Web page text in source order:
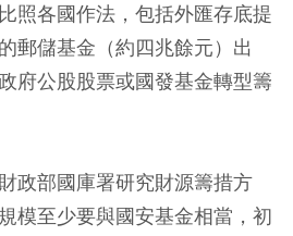
照各國作法，包括外匯存底提
郵儲基金（約四兆餘元）出
府公股股票或國發基金轉型籌
政部國庫署研究財源籌措方
模至少要與國安基金相當，初